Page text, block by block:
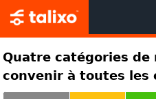
ACCUEIL
RÉSERVEZ MAINTENANT
Quatre catégories
convenir à toutes les